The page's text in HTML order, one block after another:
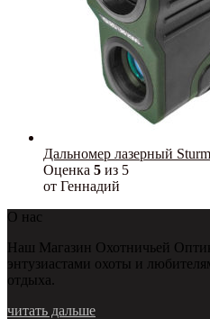
Дальномер лазерный
Оценка 5 из 5
от Геннадий
О нас
Наш Магазин Охотничьей
энтузиастами охоты и
отдыха.
читать дальше